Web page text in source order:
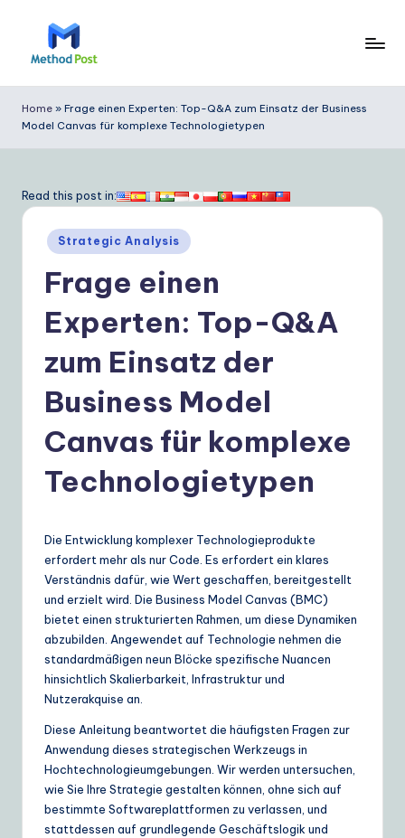
e
t
o
G
m
Y
o
D
ai
ly
G
ui
Home » Frage einen Experten: Top-Q&A zum Einsatz der Business
Model Canvas für komplexe Technologietypen
Read this post in:
Posted
in
Strategic Analysis
Frage einen
Experten: Top-Q&A
zum Einsatz der
Business Model
Canvas für komplexe
Technologietypen
Die Entwicklung komplexer Technologieprodukte
erfordert mehr als nur Code. Es erfordert ein klares
Verständnis dafür, wie Wert geschaffen, bereitgestellt
und erzielt wird. Die Business Model Canvas (BMC)
bietet einen strukturierten Rahmen, um diese Dynamiken
abzubilden. Angewendet auf Technologie nehmen die
standardmäßigen neun Blöcke spezifische Nuancen
hinsichtlich Skalierbarkeit, Infrastruktur und
Nutzerakquise an.
Diese Anleitung beantwortet die häufigsten Fragen zur
Anwendung dieses strategischen Werkzeugs in
Hochtechnologieumgebungen. Wir werden untersuchen,
wie Sie Ihre Strategie gestalten können, ohne sich auf
bestimmte Softwareplattformen zu verlassen, und
stattdessen auf grundlegende Geschäftslogik und